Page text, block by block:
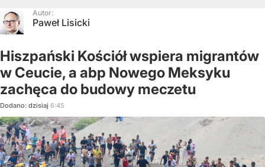
Autor:
Paweł Lisicki
Hiszpański Kościół wspiera migrantów
w Ceucie, a abp Nowego Meksyku
zachęca do budowy meczetu
Dodano: dzisiaj 6:45